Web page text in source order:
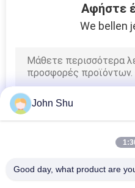
Αφήστε
We bellen
John Shu
Good day, what product are